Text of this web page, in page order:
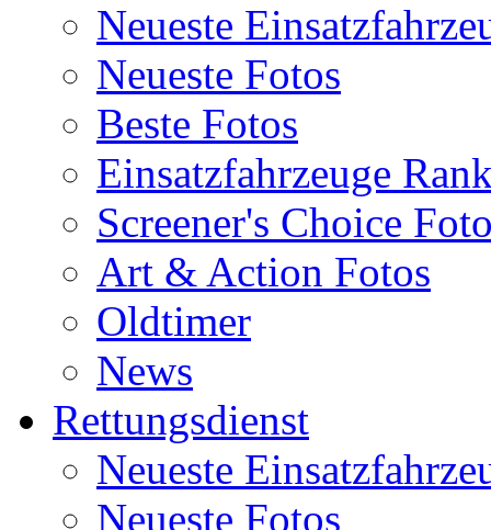
Neueste
Neueste Fotos
Beste Fotos
Einsatzfahrzeuge
Screener's Choice
Art & Action Fotos
Oldtimer
News
Rettungsdienst
Neueste
Neueste Fotos